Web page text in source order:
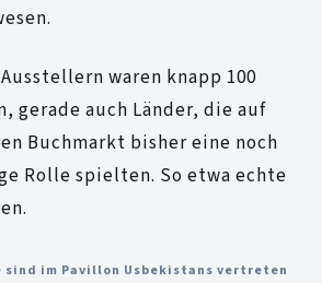
waren knapp 100
gerade auch Länder, die auf
Buchmarkt bisher eine noch
Rolle spielten. So etwa echte
sind im Pavillon Usbekistans vertreten